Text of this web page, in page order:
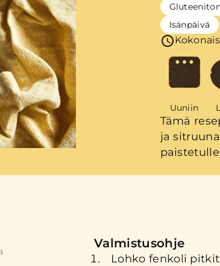
Isänpäivä
Uuniin
Tämä
ja
Valmistusohje
Lohko fenkoli